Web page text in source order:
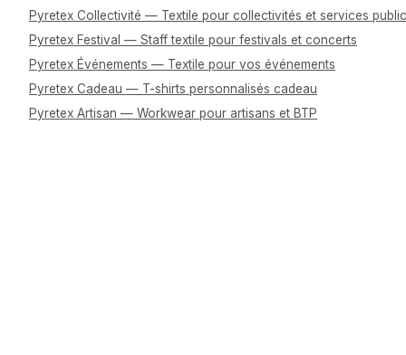
Pyretex Collectivité — Textile pour collectivités et services
Pyretex Festival — Staff textile pour festivals et concerts
Pyretex Événements — Textile pour vos événements
Pyretex Cadeau — T-shirts personnalisés cadeau
Pyretex Artisan — Workwear pour artisans et BTP